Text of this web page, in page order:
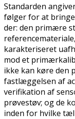
Standarden
følger for at
der: den primære
karakteriseret
mod et
ikke kan køre den
fastlæggelsen af
verifikation af
prøvestøv; og de
inden for hvilke